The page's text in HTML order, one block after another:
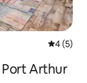
4 (5)
Arthur